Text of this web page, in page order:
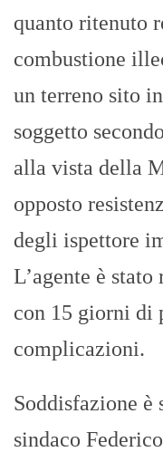
quanto ritenuto
combustione
un terreno sito
soggetto
alla vista della
opposto
degli ispettore
L’agente è
con 15 giorni di
complicazioni.
Soddisfazione è
sindaco